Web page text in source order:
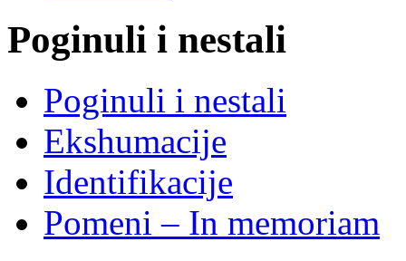
Poginuli i nestali
Poginuli i nestali
Ekshumacije
Identifikacije
Pomeni – In memoriam